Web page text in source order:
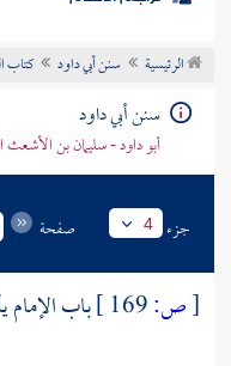
موضوعي
تراجم الأعلام
الرئيسية سنن أبي داود كتاب
سنن أبي داود
أبو داود - سليمان بن
جزء 4 صفحة
[ص:
باب الإمام